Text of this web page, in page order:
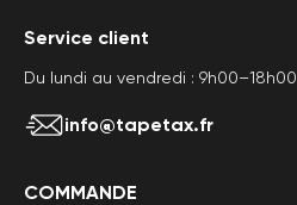
Service client
Du lundi au vendredi : 9h00–18h00
info@tapetax.fr
COMMANDE